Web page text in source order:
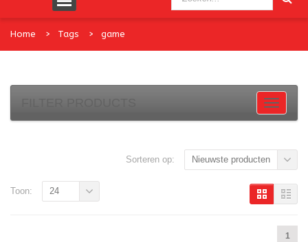
Home Tags game
Sorteren op: Nieuwste producten
1
Toon: 24